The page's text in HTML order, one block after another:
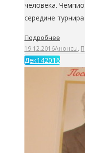
человека.
середине
Подробнее
19.12.2016Анонсы,
Дек142016